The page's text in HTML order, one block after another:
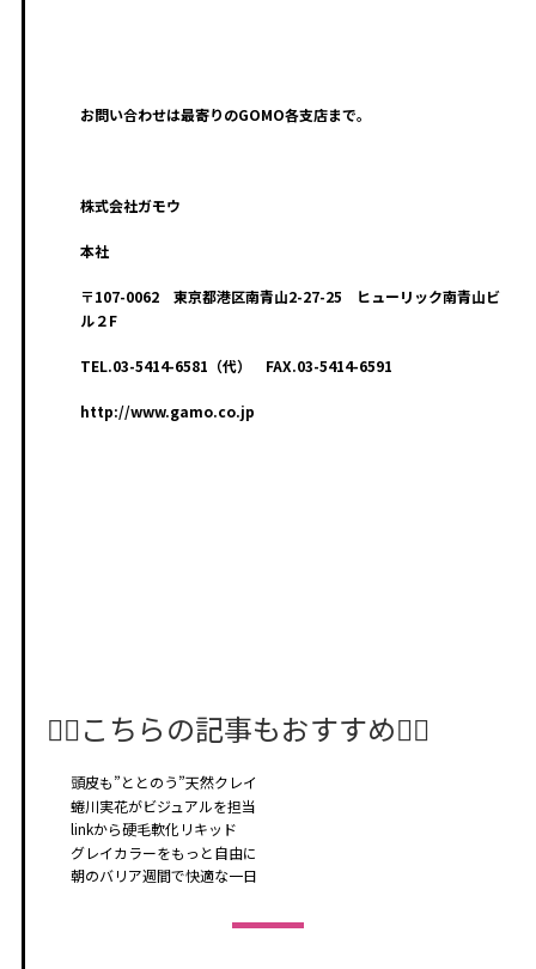
お問い合わせは最寄りのGOMO各支店まで。
株式会社ガモウ
本社
〒107-0062 東京都港区南青山2-27-25 ヒューリック南青山ビ
ル２F
TEL.03-5414-6581（代） FAX.03-5414-6591
http://www.gamo.co.jp
🤸‍♂️こちらの記事もおすすめ🤸‍♀️
頭皮も”ととのう”天然クレイ
蜷川実花がビジュアルを担当
linkから硬毛軟化リキッド
グレイカラーをもっと自由に
朝のバリア週間で快適な一日